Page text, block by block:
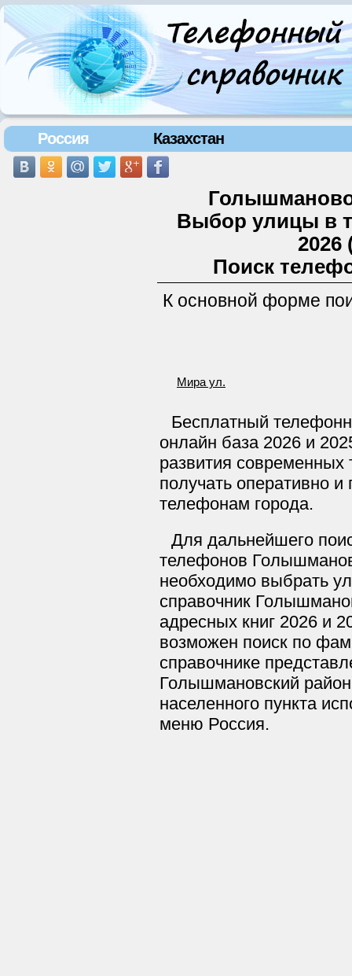
Россия Казахстан
Выбор улицы в
2026
Поиск
К основной форме
Мира ул.
Бесплатный
онлайн база 2026 и
развития современных
получать оперативно и
телефонам города.
Для дальнейшего
телефонов
необходимо выбрать
справочник
адресных книг 2026 и
возможен поиск по
справочнике
Голышмановский
населенного пункта
меню Россия.